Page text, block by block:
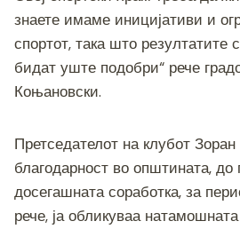
знаете имаме иницијативи и
спортот, така што резултатите
бидат уште подобри“ рече
Коњановски.
Претседателот на клубот Зоран
благодарност во општината, до
досегашната соработка, за
рече, ја обликуваа